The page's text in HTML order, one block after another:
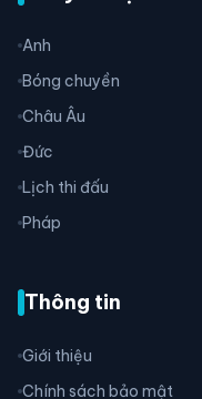
Anh
Bóng chuyền
Châu Âu
Đức
Lịch thi đấu
Pháp
Thông tin
Giới thiệu
Chính sách bảo mật